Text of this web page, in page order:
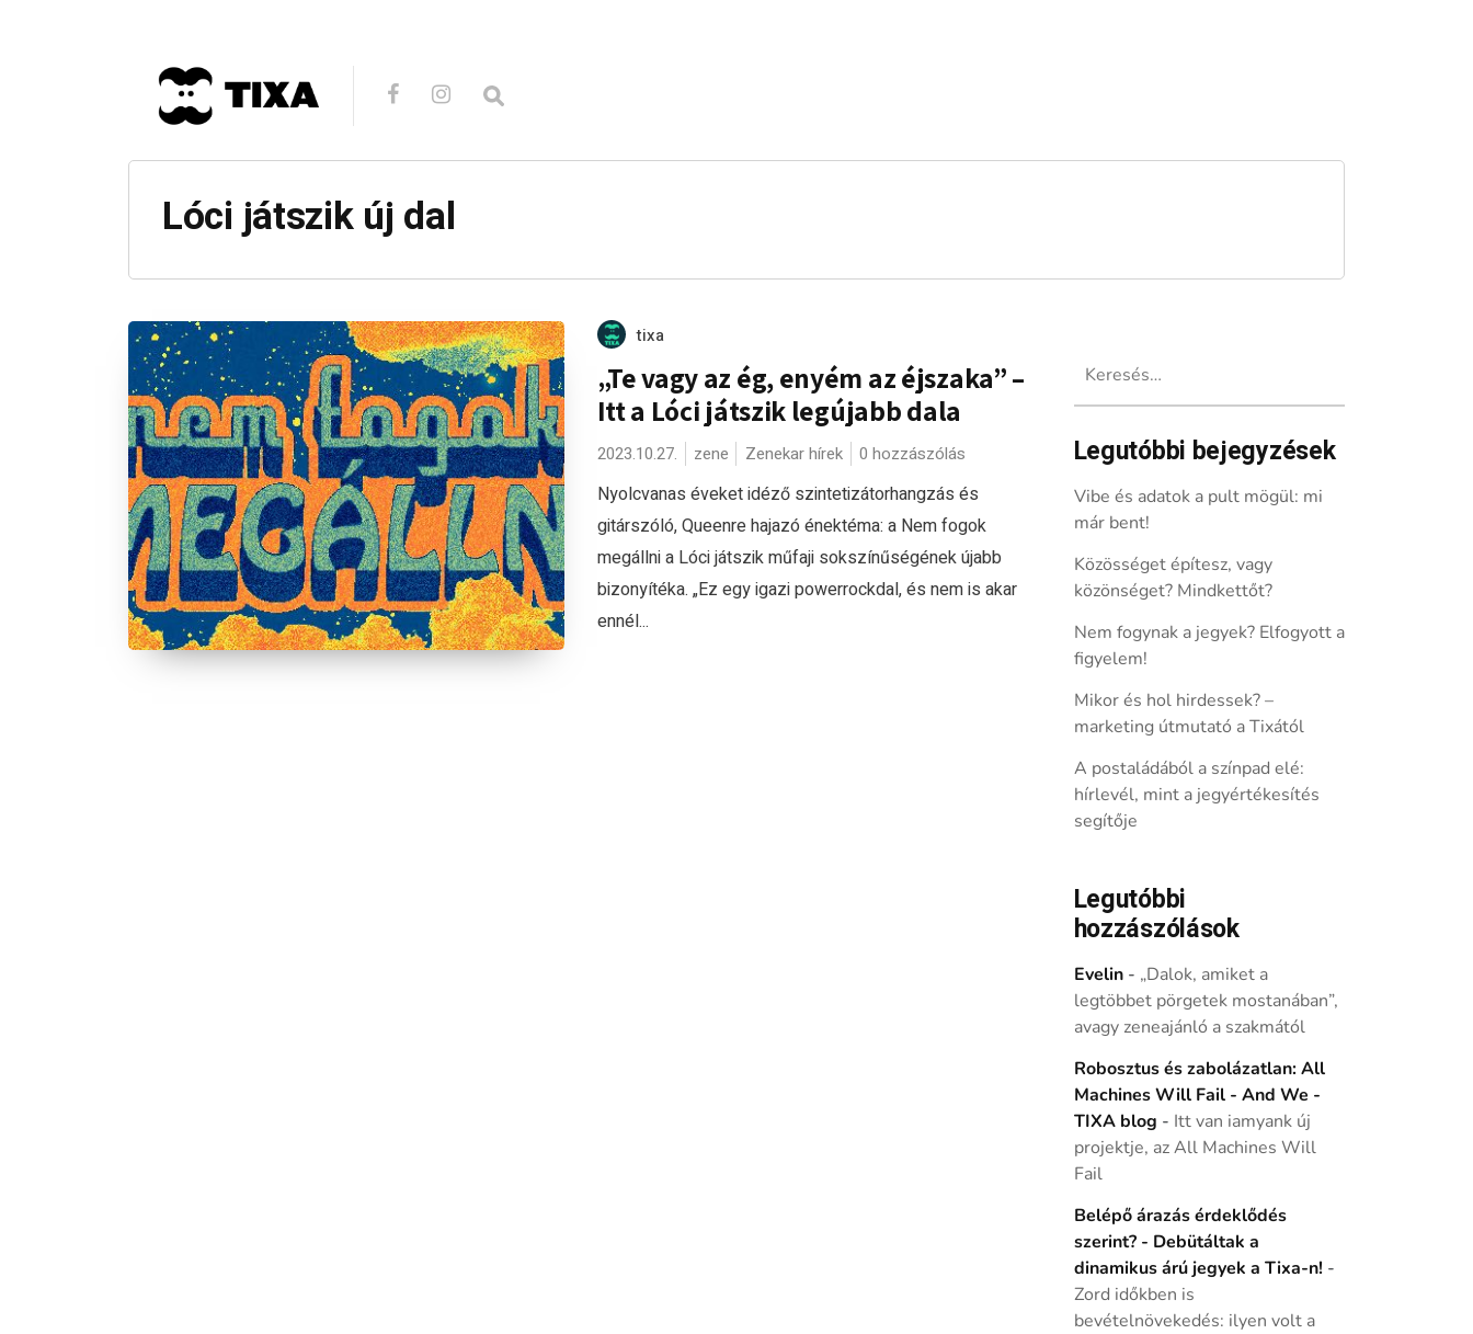
Lóci játszik új dal
tixa
„Te vagy az ég, enyém az éjszaka” –
Itt a Lóci játszik legújabb dala
2023.10.27. zene Zenekar hírek 0 hozzászólás
Nyolcvanas éveket idéző szintetizátorhangzás és
gitárszóló, Queenre hajazó énektéma: a Nem fogok
megállni a Lóci játszik műfaji sokszínűségének újabb
bizonyítéka. „Ez egy igazi powerrockdal, és nem is akar
ennél...
Legutóbbi bejegyzések
Vibe és adatok a pult mögül: mi
már bent!
Közösséget építesz, vagy
közönséget? Mindkettőt?
Nem fogynak a jegyek? Elfogyott a
figyelem!
Mikor és hol hirdessek? –
marketing útmutató a Tixától
A postaládából a színpad elé:
hírlevél, mint a jegyértékesítés
segítője
Legutóbbi
hozzászólások
Evelin- „Dalok, amiket a
legtöbbet pörgetek mostanában”,
avagy zeneajánló a szakmától
Robosztus és zabolázatlan: All
Machines Will Fail - And We -
TIXA blog - Itt van iamyank új
projektje, az All Machines Will
Fail
Belépő árazás érdeklődés
szerint? - Debütáltak a
dinamikus árú jegyek a Tixa-n! -
Zord időkben is
bevételnövekedés: ilyen volt a